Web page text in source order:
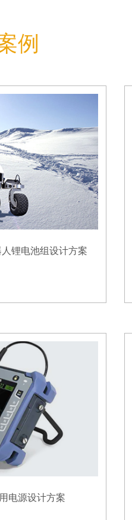
例
锂电池组设计方案
电源设计方案